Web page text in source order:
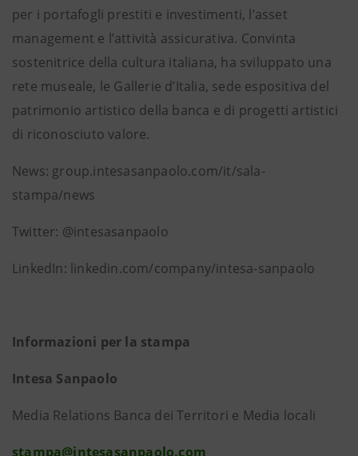
per i portafogli prestiti e investimenti, l’asset
management e l’attività assicurativa. Convinta
sostenitrice della cultura italiana, ha sviluppato una
rete museale, le Gallerie d’Italia, sede espositiva del
patrimonio artistico della banca e di progetti artistici
di riconosciuto valore.
News: group.intesasanpaolo.com/it/sala-
stampa/news
Twitter: @intesasanpaolo
LinkedIn: linkedin.com/company/intesa-sanpaolo
Informazioni per la stampa
Intesa Sanpaolo
Media Relations Banca dei Territori e Media locali
stampa@intesasanpaolo.com